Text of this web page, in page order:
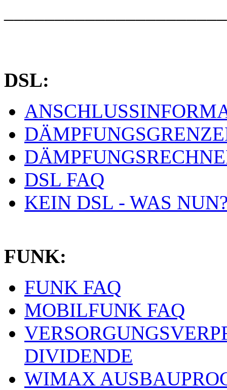
DSL:
DSL FAQ
KEIN DSL - WAS
FUNK:
FUNK FAQ
MOBILFUNK FAQ
DIVIDENDE
WIMAX